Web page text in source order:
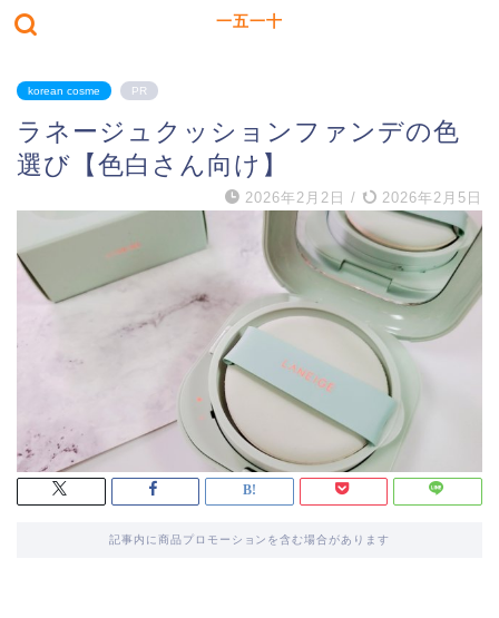
一五一十
korean cosme PR
ラネージュクッションファンデの色
選び【色白さん向け】
2026年2月2日 / 2026年2月5日
記事内に商品プロモーションを含む場合があります